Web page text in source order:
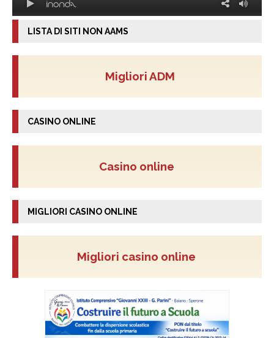
LISTA DI SITI NON AAMS
Migliori ADM
CASINO ONLINE
Casino online
MIGLIORI CASINO ONLINE
Migliori casino online